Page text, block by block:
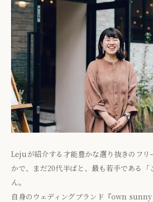
Lejuが紹介する才能豊かな選り抜きのフリ
かで、まだ20代半ばと、最も若手である「
ん。
自身のウェディングブランド『own